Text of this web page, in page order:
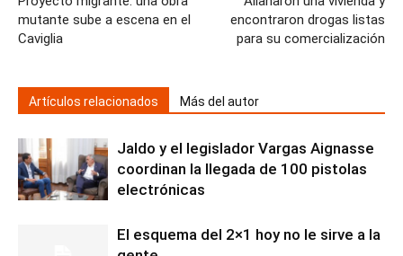
mutante sube a escena en el
Caviglia
encontraron drogas listas
para su comercialización
Artículos relacionados Más del autor
Jaldo y el legislador Vargas Aignasse
coordinan la llegada de 100 pistolas
electrónicas
El esquema del 2×1 hoy no le sirve a la